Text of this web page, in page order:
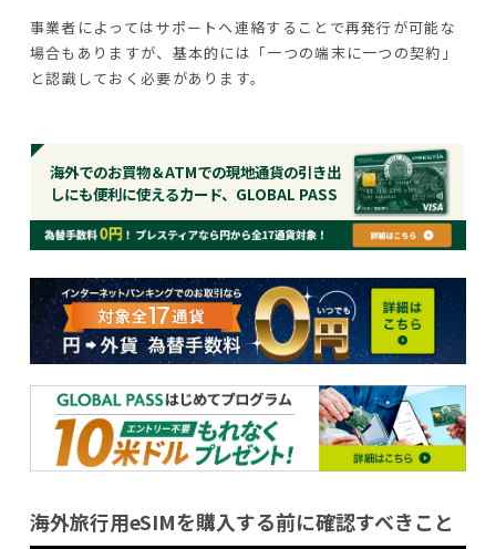
事業者によってはサポートへ連絡することで再発行が可能な
場合もありますが、基本的には「一つの端末に一つの契約」
と認識しておく必要があります。
海外でのお買物＆ATMでの現地通貨の引き出
しにも便利に使えるカード、GLOBAL PASS
海外旅行用eSIMを購入する前に確認すべきこと